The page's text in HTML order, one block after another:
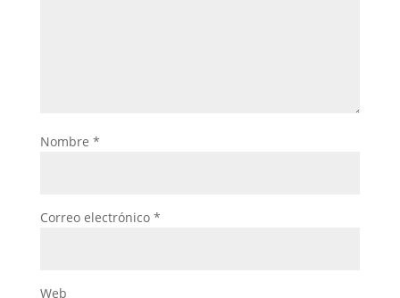
Nombre *
Correo electrónico *
Web